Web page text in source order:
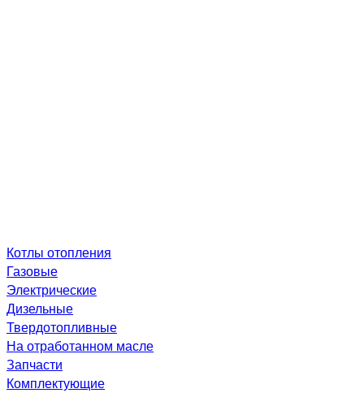
Котлы отопления
Газовые
Электрические
Дизельные
Твердотопливные
На отработанном масле
Запчасти
Комплектующие